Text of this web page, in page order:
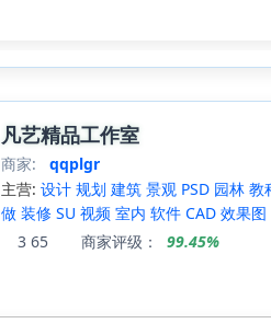
凡艺精品工作室
商家:
qqplgr
主营: 设计 规划 建筑 景观 PSD 园林
做 装修 SU 视频 室内 软件 CAD 效果
3 65 商家评级： 99.45%